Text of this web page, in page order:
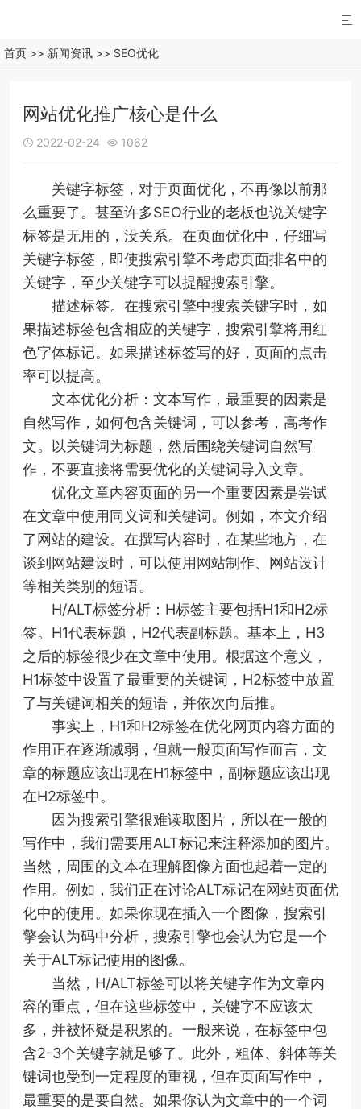

首页 >> 新闻资讯 >> SEO优化
网站优化推广核心是什么
 2022-02-24  1062
关键字标签，对于页面优化，不再像以前那
么重要了。甚至许多SEO行业的老板也说关键字
标签是无用的，没关系。在页面优化中，仔细写
关键字标签，即使搜索引擎不考虑页面排名中的
关键字，至少关键字可以提醒搜索引擎。
描述标签。在搜索引擎中搜索关键字时，如
果描述标签包含相应的关键字，搜索引擎将用红
色字体标记。如果描述标签写的好，页面的点击
率可以提高。
文本优化分析：文本写作，最重要的因素是
自然写作，如何包含关键词，可以参考，高考作
文。以关键词为标题，然后围绕关键词自然写
作，不要直接将需要优化的关键词导入文章。
优化文章内容页面的另一个重要因素是尝试
在文章中使用同义词和关键词。例如，本文介绍
了网站的建设。在撰写内容时，在某些地方，在
谈到网站建设时，可以使用网站制作、网站设计
等相关类别的短语。
H/ALT标签分析：H标签主要包括H1和H2标
签。H1代表标题，H2代表副标题。基本上，H3
之后的标签很少在文章中使用。根据这个意义，
H1标签中设置了最重要的关键词，H2标签中放置
了与关键词相关的短语，并依次向后推。
事实上，H1和H2标签在优化网页内容方面的
作用正在逐渐减弱，但就一般页面写作而言，文
章的标题应该出现在H1标签中，副标题应该出现
在H2标签中。
因为搜索引擎很难读取图片，所以在一般的
写作中，我们需要用ALT标记来注释添加的图片。
当然，周围的文本在理解图像方面也起着一定的
作用。例如，我们正在讨论ALT标记在网站页面优
化中的使用。如果你现在插入一个图像，搜索引
擎会认为码中分析，搜索引擎也会认为它是一个
关于ALT标记使用的图像。
当然，H/ALT标签可以将关键字作为文章内
容的重点，但在这些标签中，关键字不应该太
多，并被怀疑是积累的。一般来说，在标签中包
含2-3个关键字就足够了。此外，粗体、斜体等关
键词也受到一定程度的重视，但在页面写作中，
最重要的是要自然。如果你认为文章中的一个词